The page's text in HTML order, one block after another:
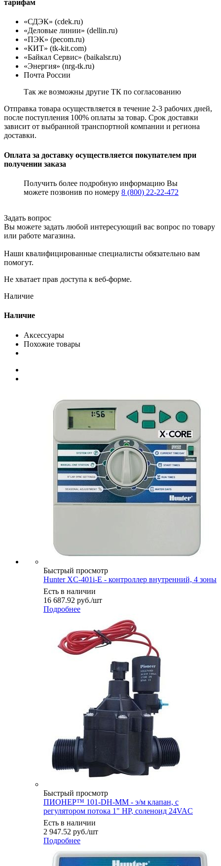
тарифам
«СДЭК» (cdek.ru)
«Деловые линии» (dellin.ru)
«ПЭК» (pecom.ru)
«КИТ» (tk-kit.com)
«Байкал Сервис» (baikalsr.ru)
«Энергия» (nrg-tk.ru)
Почта России
Так же возможны другие ТК по согласованию
Отправка товара осуществляется в течение 2-3 рабочих дней,
после поступления 100% оплаты за товар. Срок доставки
зависит от выбранной транспортной компании и региона
доставки.
Оплата за доставку осуществляется покупателем при
получении заказа
Получить более подробную информацию Вы
можете позвонив по номеру 8 (800) 22-22-472
Задать вопрос
Вы можете задать любой интересующий вас вопрос по товару
или работе магазина.
Наши квалифицированные специалисты обязательно вам
помогут.
Не хватает прав доступа к веб-форме.
Наличие
Наличие
Аксессуары
Похожие товары
Быстрый просмотр
Hunter XC-401i-E - контроллер внутренний, 4 зоны
Есть в наличии
16 687.92 руб./шт
Подробнее
Быстрый просмотр
ПИОНЕР™ 101-DH-MM - э/м клапан, с
регулятором потока 1" НР, соленоид 24VAC
Есть в наличии
2 947.52 руб./шт
Подробнее